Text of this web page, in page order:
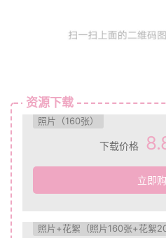
资源下载
照片（160张）
下载价格
立即
照片+花絮（照片160张+花絮20